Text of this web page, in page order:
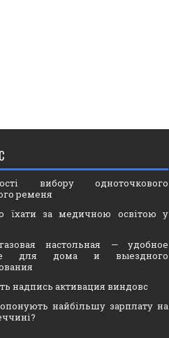
вибору одноточкового
ременя
їхати за медичною освітою у
настольная — удобное
для дома и выездного
надпись активация виндовс
найбільшу зарплату на